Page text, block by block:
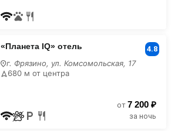
«Планета IQ» отель 4.8
г. Фрязино, ул. Комсомольская, 17
680 м от центра
от 7 200 ₽
за ночь